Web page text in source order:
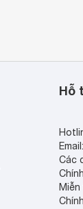
Hỗ
Email:
Các